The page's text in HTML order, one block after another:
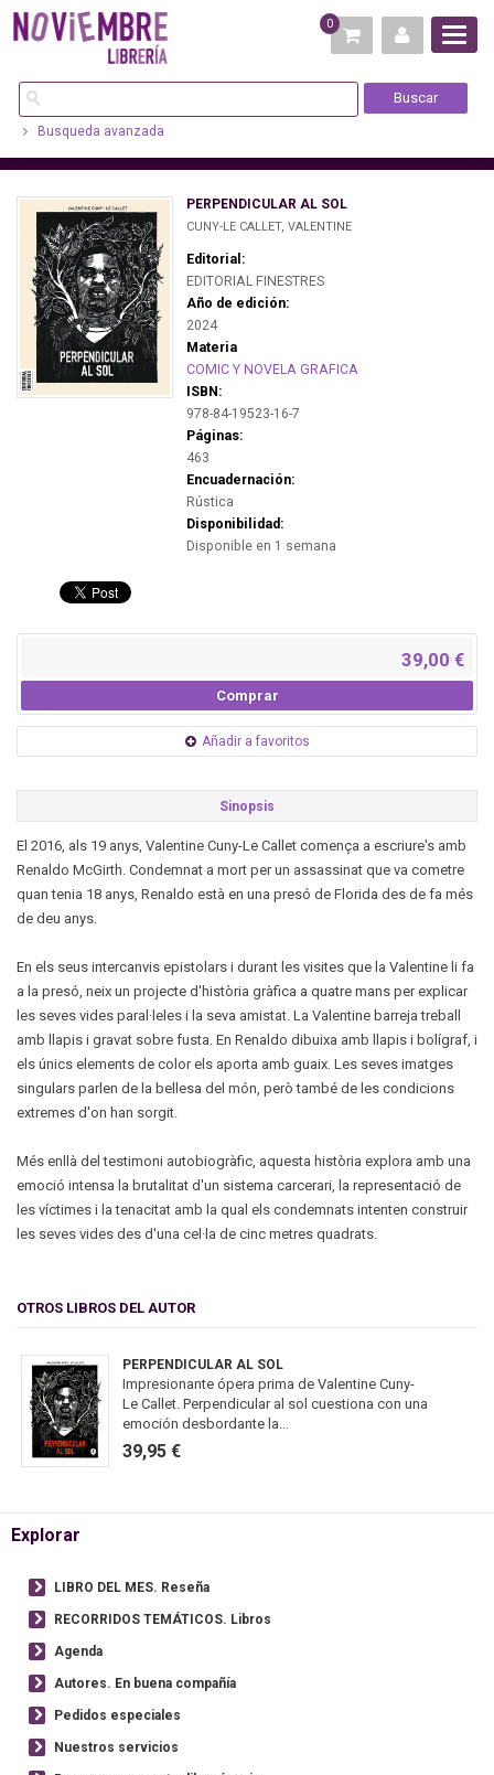
0
Busqueda avanzada
PERPENDICULAR AL SOL
CUNY-LE CALLET, VALENTINE
Editorial:
EDITORIAL FINESTRES
Año de edición:
2024
Materia
COMIC Y NOVELA GRAFICA
ISBN:
978-84-19523-16-7
Páginas:
463
Encuadernación:
Rústica
Disponibilidad:
Disponible en 1 semana
39,00 €
Comprar
Añadir a favoritos
Sinopsis
El 2016, als 19 anys, Valentine Cuny-Le Callet comença a escriure's amb
Renaldo McGirth. Condemnat a mort per un assassinat que va cometre
quan tenia 18 anys, Renaldo està en una presó de Florida des de fa més
de deu anys.
En els seus intercanvis epistolars i durant les visites que la Valentine li fa
a la presó, neix un projecte d'història gràfica a quatre mans per explicar
les seves vides paral·leles i la seva amistat. La Valentine barreja treball
amb llapis i gravat sobre fusta. En Renaldo dibuixa amb llapis i bolígraf, i
els únics elements de color els aporta amb guaix. Les seves imatges
singulars parlen de la bellesa del món, però també de les condicions
extremes d'on han sorgit.
Més enllà del testimoni autobiogràfic, aquesta història explora amb una
emoció intensa la brutalitat d'un sistema carcerari, la representació de
les víctimes i la tenacitat amb la qual els condemnats intenten construir
les seves vides des d'una cel·la de cinc metres quadrats.
OTROS LIBROS DEL AUTOR
PERPENDICULAR AL SOL
Impresionante ópera prima de Valentine Cuny-
Le Callet. Perpendicular al sol cuestiona con una
emoción desbordante la...
39,95 €
Explorar
LIBRO DEL MES. Reseña
RECORRIDOS TEMÁTICOS. Libros
Agenda
Autores. En buena compañía
Pedidos especiales
Nuestros servicios